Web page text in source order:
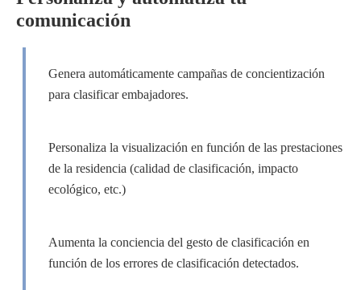
comunicación
Genera automáticamente campañas de concientización
para clasificar embajadores.
Personaliza la visualización en función de las prestaciones
de la residencia (calidad de clasificación, impacto
ecológico, etc.)
Aumenta la conciencia del gesto de clasificación en
función de los errores de clasificación detectados.